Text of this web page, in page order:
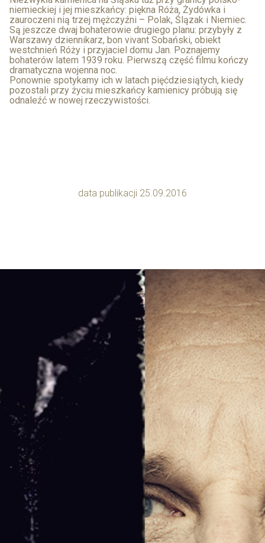
niemieckiej i jej mieszkańcy: piękna Róża, Żydówka i
zauroczeni nią trzej mężczyźni – Polak, Ślązak i Niemiec.
Są jeszcze dwaj bohaterowie drugiego planu: przybyły z
Warszawy dziennikarz, bon vivant Sobański, obiekt
westchnień Róży i przyjaciel domu Jan. Poznajemy
bohaterów latem 1939 roku. Pierwszą część filmu kończy
dramatyczna wojenna noc.
Ponownie spotykamy ich w latach pięćdziesiątych, kiedy
pozostali przy życiu mieszkańcy kamienicy próbują się
odnaleźć w nowej rzeczywistości.
data publikacji 25.09.2016